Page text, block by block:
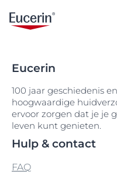
Eucerin
100 jaar geschiedenis
hoogwaardige
ervoor zorgen dat je je
leven kunt genieten.
Hulp & contact
FAQ